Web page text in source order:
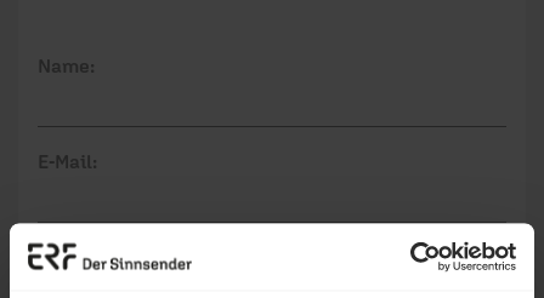
Name:
E-Mail:
Die E-Mail-Adresse wird nicht veröffentlicht.